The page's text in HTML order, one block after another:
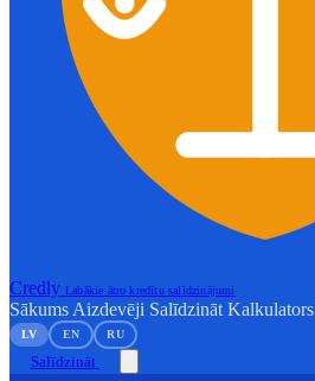
Credly Labākie ātro kredītu salīdzinājumi
Sākums Aizdevēji Salīdzināt Kalkulators
LV EN RU
Salīdzināt